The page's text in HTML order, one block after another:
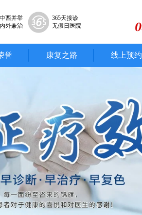
中西并举
内外兼治
365天接诊
无假日医院
誉 康复之路 线上预约